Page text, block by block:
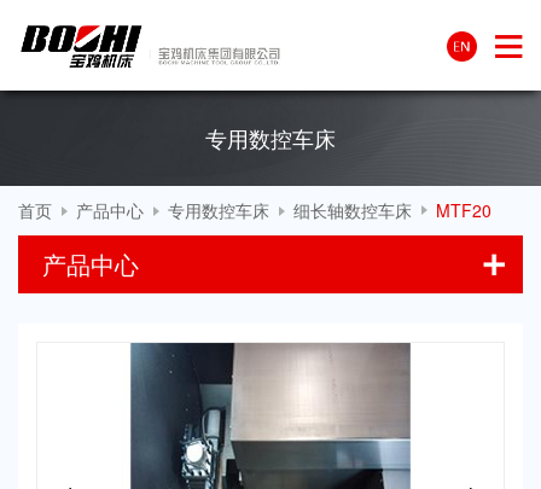
专用数控车床
首页 产品中心 专用数控车床 细长轴数控车床 MTF20
产品中心